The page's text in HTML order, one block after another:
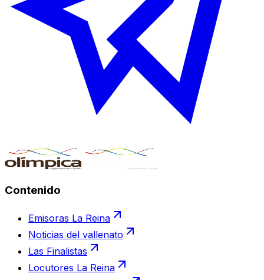
Contenido
Emisoras La Reina
Noticias del vallenato
Las Finalistas
Locutores La Reina